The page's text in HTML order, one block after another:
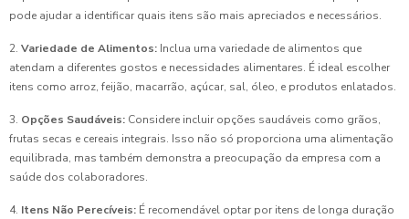
pode ajudar a identificar quais itens são mais apreciados e necessários.
2. Variedade de Alimentos: Inclua uma variedade de alimentos que
atendam a diferentes gostos e necessidades alimentares. É ideal escolher
itens como arroz, feijão, macarrão, açúcar, sal, óleo, e produtos enlatados.
3. Opções Saudáveis: Considere incluir opções saudáveis como grãos,
frutas secas e cereais integrais. Isso não só proporciona uma alimentação
equilibrada, mas também demonstra a preocupação da empresa com a
saúde dos colaboradores.
4. Itens Não Perecíveis: É recomendável optar por itens de longa duração